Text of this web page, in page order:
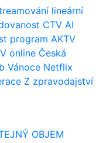
lineární
CTV AI
program AKTV
online Česká
Vánoce Netflix
Z zpravodajství
OBJEM